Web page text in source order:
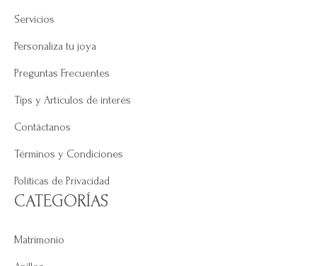
Servicios
Personaliza tu joya
Preguntas Frecuentes
Tips y Artículos de interés
Contáctanos
Términos y Condiciones
Políticas de Privacidad
CATEGORÍAS
Matrimonio